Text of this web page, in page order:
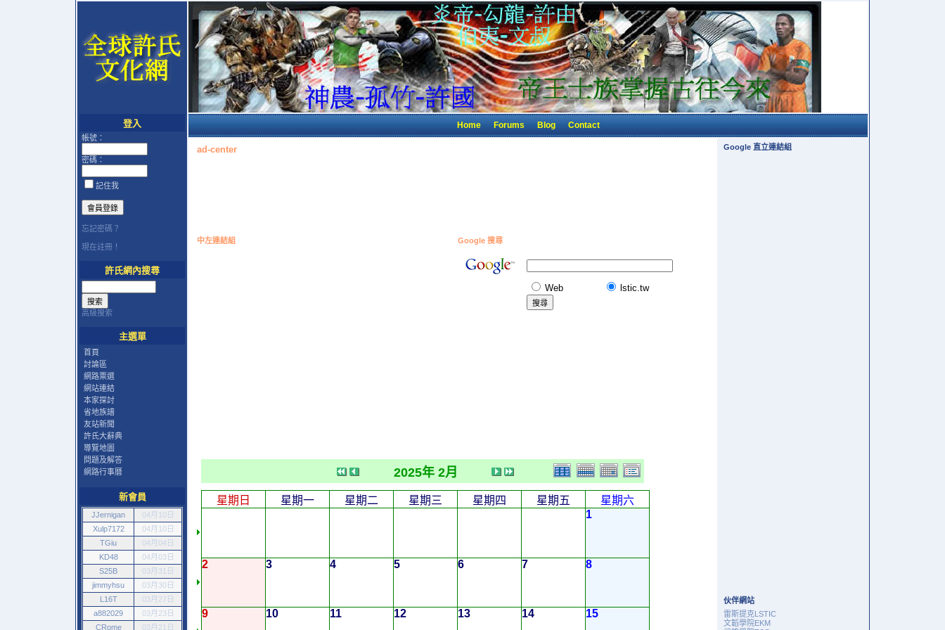
登入
帳號：
密碼：
記住我
忘記密碼？
現在註冊！
許氏網內搜尋
高級搜索
主選單
首頁
討論區
網路票選
網站連結
本家探討
省地族譜
友站新聞
許氏大辭典
導覽地圖
問題及解答
網路行事曆
新會員
JJernigan
04月10日
Xulp7172
04月10日
TGiu
04月04日
KD48
04月03日
S25B
03月31日
jimmyhsu
03月30日
L16T
03月27日
a882029
03月23日
CRome
03月21日
Home Forums Blog Contact
ad-center
中左連結組 Google 搜尋
Web lstic.tw
2025年 2月
星期日 星期一 星期二 星期三 星期四 星期五
星期六
1
2 3 4 5 6 7 8
9 10 11 12 13 14 15
Google 直立連結組
伙伴網站
雷斯提克LSTIC
文韜學院EKM